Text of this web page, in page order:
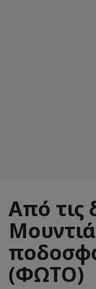
Από τις
(ΦΩΤΟ)